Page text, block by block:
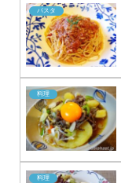
パスタ
料理
料理